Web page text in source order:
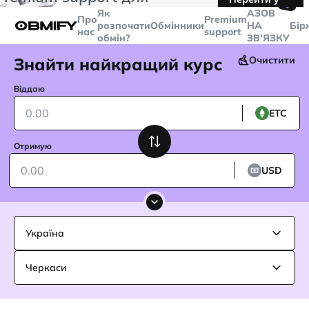
більше
Telegram
Про
нас
Як
розпочати
обмін?
ОбмінникиPremium
support
🤙
AЗОВ
НА
ЗВ'ЯЗКУ
Знайти найкращий курс Очистити
Віддаю
ETC
Отримую
USD
Україна
Черкаси